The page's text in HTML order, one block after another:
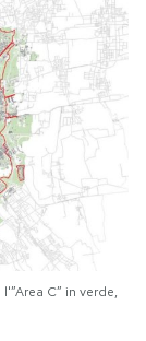
C” in verde,